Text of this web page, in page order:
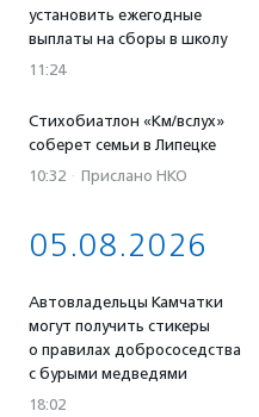
установить ежегодные
выплаты на сборы в школу
11:24
Стихобиатлон «Км/вслух»
соберет семьи в Липецке
10:32 · Прислано НКО
05.08.2026
Автовладельцы Камчатки
могут получить стикеры
о правилах добрососедства
с бурыми медведями
18:02